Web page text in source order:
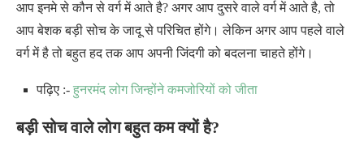
आप इनमे से कौन से वर्ग में आते है? अगर आप दुसरे वाले वर्ग में आते है, तो
आप बेशक बड़ी सोच के जादू से परिचित होंगे। लेकिन अगर आप पहले वाले
वर्ग में है तो बहुत हद तक आप अपनी जिंदगी को बदलना चाहते होंगे।
पढ़िए :- हुनरमंद लोग जिन्होंने कमजोरियों को जीता
बड़ी सोच वाले लोग बहुत कम क्यों है?